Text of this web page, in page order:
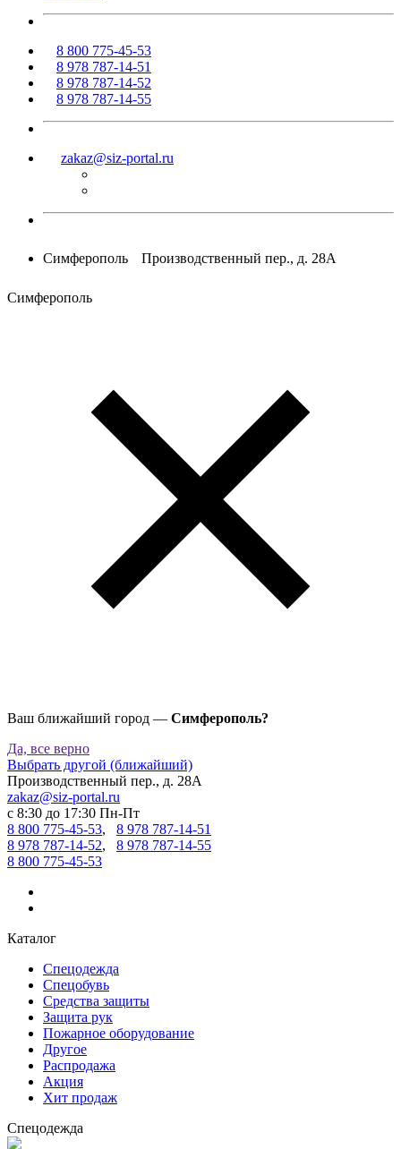
8 800 775-45-53
8 978 787-14-51
8 978 787-14-52
8 978 787-14-55
zakaz@siz-portal.ru
Симферополь Производственный пер., д. 28А
Симферополь
Ваш ближайший город — Симферополь?
Да, все верно
Выбрать другой (ближайший)
Производственный пер., д. 28А
zakaz@siz-portal.ru
c 8:30 до 17:30 Пн-Пт
8 800 775-45-53, 8 978 787-14-51
8 978 787-14-52, 8 978 787-14-55
8 800 775-45-53
Каталог
Спецодежда
Спецобувь
Средства защиты
Защита рук
Пожарное оборудование
Другое
Распродажа
Акция
Хит продаж
Спецодежда